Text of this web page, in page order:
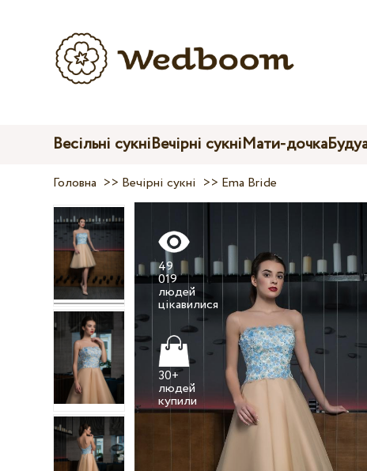
Весільні сукніВечірні сукніМати-дочка
Головна >> Вечірні сукні >> Ema Bride
49
019
людей
30+
людей
купили